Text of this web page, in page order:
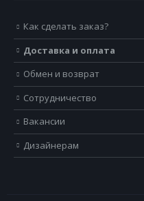
Как сделать заказ?
Доставка и оплата
Обмен и возврат
Сотрудничество
Вакансии
Дизайнерам